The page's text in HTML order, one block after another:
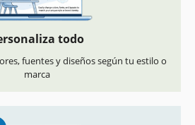
todo
fuentes y diseños según tu estilo o
marca